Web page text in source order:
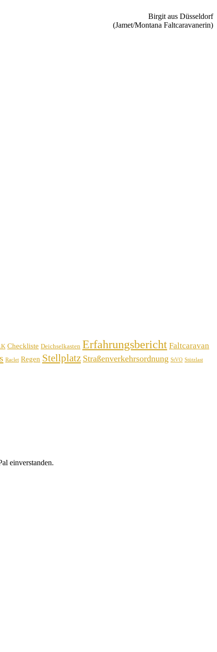
Birgit aus Düsseldorf
(Jamet/Montana Faltcaravanerin)
Checkliste Deichselkasten Erfahrungsbericht Faltcaravan
Raclet Regen Stellplatz Straßenverkehrsordnung StVO Stützlast
einverstanden.